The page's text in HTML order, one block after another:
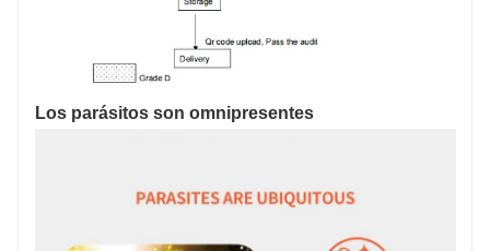
Los parásitos son omnipresentes